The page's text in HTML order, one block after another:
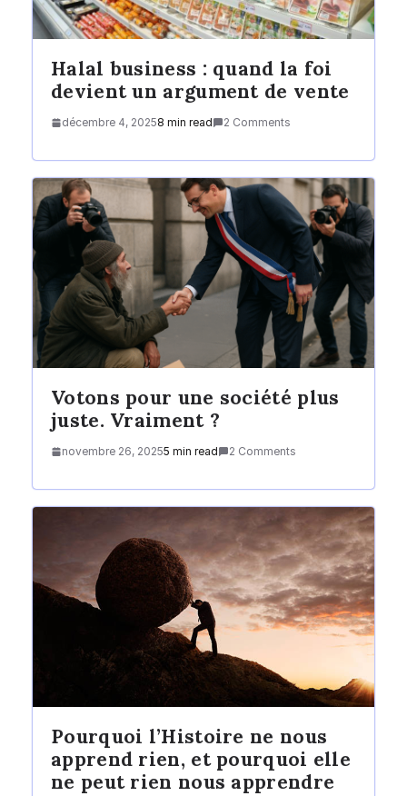
Halal business : quand la foi
devient un argument de vente
décembre 4, 20258 min read 2 Comments
Votons pour une société plus
juste. Vraiment ?
novembre 26, 20255 min read 2 Comments
Pourquoi l’Histoire ne nous
apprend rien, et pourquoi elle
ne peut rien nous apprendre